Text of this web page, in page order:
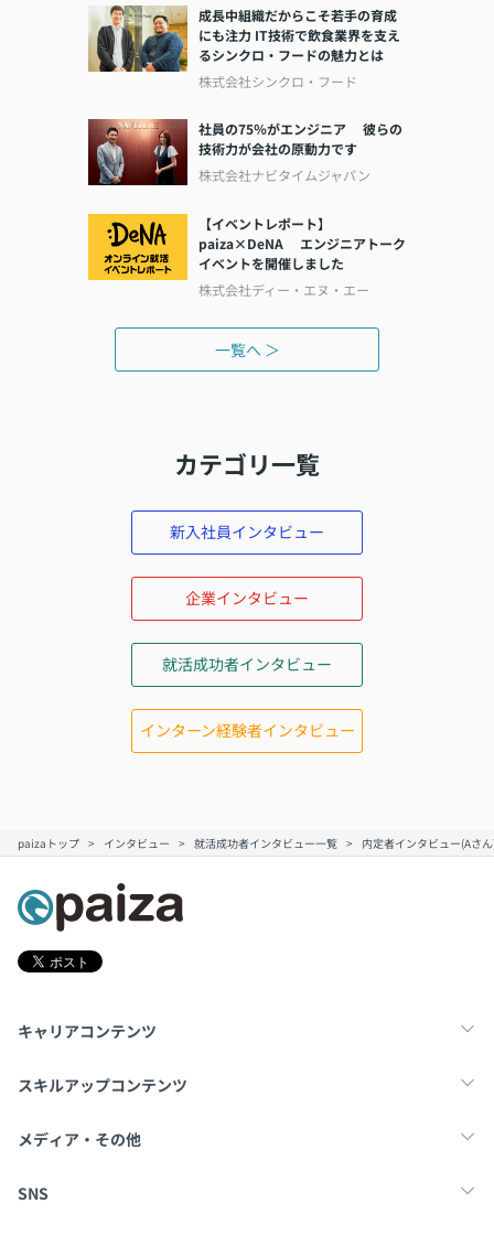
成長中組織だからこそ若手の育成
にも注力 IT技術で飲食業界を支え
るシンクロ・フードの魅力とは
株式会社シンクロ・フード
社員の75％がエンジニア 彼らの
技術力が会社の原動力です
株式会社ナビタイムジャパン
【イベントレポート】
paiza×DeNA エンジニアトーク
イベントを開催しました
株式会社ディー・エヌ・エー
一覧へ ＞
カテゴリ一覧
新入社員インタビュー
企業インタビュー
就活成功者インタビュー
インターン経験者インタビュー
paizaトップ インタビュー 就活成功者インタビュー一覧 内定者インタビュー(Aさ
キャリアコンテンツ
転職・キャリア
スキルアップコンテンツ
学習
メディア・その他
Tech Team Journal
SNS